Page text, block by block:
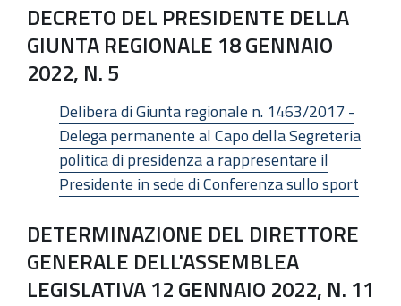
DECRETO DEL PRESIDENTE DELLA
GIUNTA REGIONALE 18 GENNAIO
2022, N. 5
Delibera di Giunta regionale n. 1463/2017 -
Delega permanente al Capo della Segreteria
politica di presidenza a rappresentare il
Presidente in sede di Conferenza sullo sport
DETERMINAZIONE DEL DIRETTORE
GENERALE DELL'ASSEMBLEA
LEGISLATIVA 12 GENNAIO 2022, N. 11